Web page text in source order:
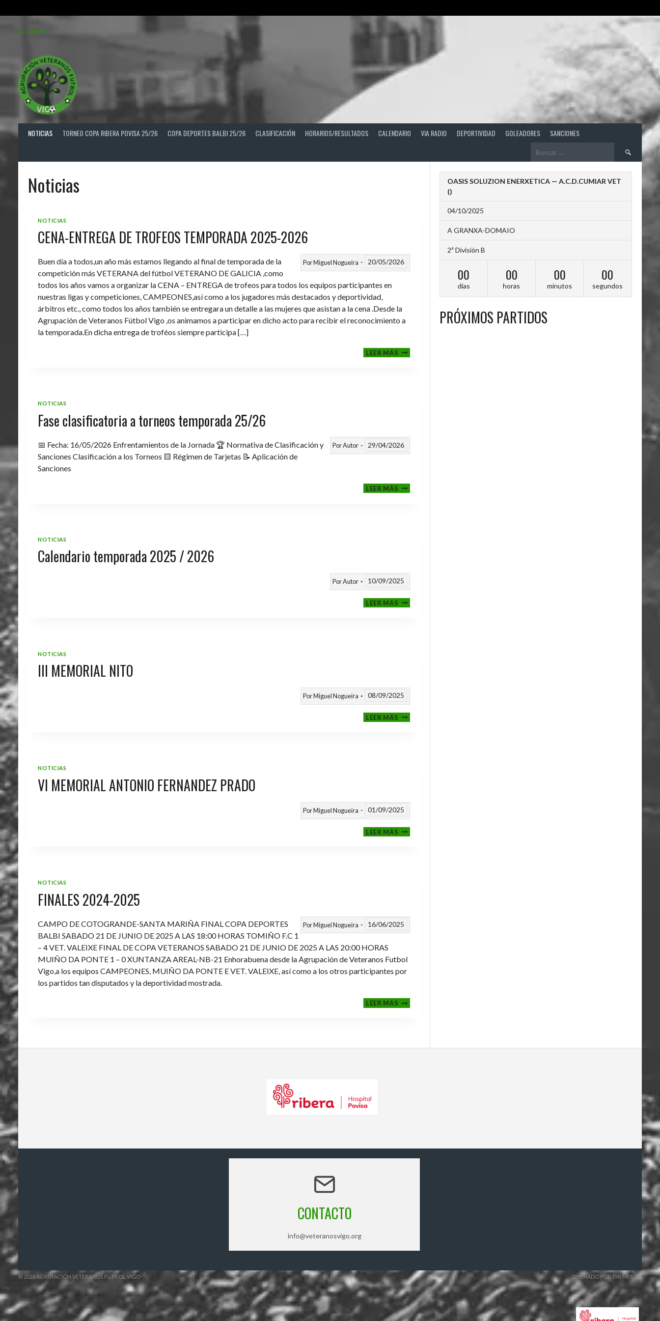
Acceder
NOTICIAS TORNEO COPA RIBERA POVISA 25/26 COPA DEPORTES BALBI 25/26 CLASIFICACIÓN HORARIOS/RESULTADOS CALENDARIO VIA RADIO DEPORTIVIDAD GOLEADORES SANCIONES
Buscar:
Noticias
NOTICIAS
CENA-ENTREGA DE TROFEOS TEMPORADA 2025-2026
PorMiguel Nogueira 20/05/2026
Buen día a todos,un año más estamos llegando al final de temporada de la
competición más VETERANA del fútbol VETERANO DE GALICIA ,como
todos los años vamos a organizar la CENA – ENTREGA de trofeos para todos los equipos participantes en
nuestras ligas y competiciones, CAMPEONES,así como a los jugadores más destacados y deportividad,
árbitros etc., como todos los años también se entregara un detalle a las mujeres que asistan a la cena .Desde la
Agrupación de Veteranos Fútbol Vigo ,os animamos a participar en dicho acto para recibir el reconocimiento a
la temporada.En dicha entrega de troféos siempre participa […]
LEER MÁSCENA-
ENTREGA
NOTICIAS
Fase clasificatoria a torneos temporada 25/26
PorAutor 29/04/2026
📅 Fecha: 16/05/2026 Enfrentamientos de la Jornada 🏆 Normativa de Clasificación y
Sanciones Clasificación a los Torneos 🟨 Régimen de Tarjetas 📝 Aplicación de
Sanciones
LEER MÁSFASE
CLASIFICATORIA
NOTICIAS
Calendario temporada 2025 / 2026
PorAutor 10/09/2025
LEER MÁSCALENDARIO
TEMPORADA
NOTICIAS
III MEMORIAL NITO
PorMiguel Nogueira 08/09/2025
LEER MÁSIII
MEMORIAL
NOTICIAS
VI MEMORIAL ANTONIO FERNANDEZ PRADO
PorMiguel Nogueira 01/09/2025
LEER MÁSVI
MEMORIAL
NOTICIAS
FINALES 2024-2025
PorMiguel Nogueira 16/06/2025
CAMPO DE COTOGRANDE-SANTA MARIÑA FINAL COPA DEPORTES
BALBI SABADO 21 DE JUNIO DE 2025 A LAS 18:00 HORAS TOMIÑO F.C 1
– 4 VET. VALEIXE FINAL DE COPA VETERANOS SABADO 21 DE JUNIO DE 2025 A LAS 20:00 HORAS
MUIÑO DA PONTE 1 – 0 XUNTANZA AREAL-NB-21 Enhorabuena desde la Agrupación de Veteranos Futbol
Vigo,a los equipos CAMPEONES, MUIÑO DA PONTE E VET. VALEIXE, así como a los otros participantes por
los partidos tan disputados y la deportividad mostrada.
LEER MÁSFINALES
2024-
OASIS SOLUZION ENERXETICA — A.C.D.CUMIAR VET
()
04/10/2025
A GRANXA-DOMAIO
2ª División B
00
días
00
horas
00
minutos
00
segundos
PRÓXIMOS PARTIDOS
CONTACTO
info@veteranosvigo.org
© 2026 AGRUPACIÓN VETERANOS FÚTBOL VIGO DISEÑADO POR THEMEBOY